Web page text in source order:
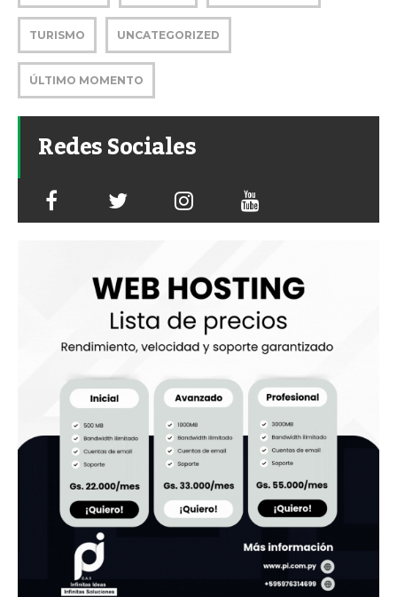
TURISMO UNCATEGORIZED
ÚLTIMO MOMENTO
Redes Sociales